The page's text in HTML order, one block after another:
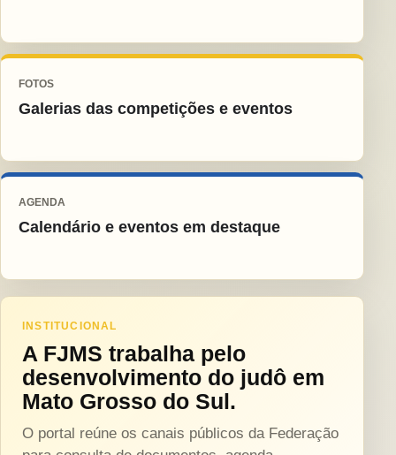
FOTOS
Galerias das competições e eventos
AGENDA
Calendário e eventos em destaque
INSTITUCIONAL
A FJMS trabalha pelo
desenvolvimento do judô em
Mato Grosso do Sul.
O portal reúne os canais públicos da Federação